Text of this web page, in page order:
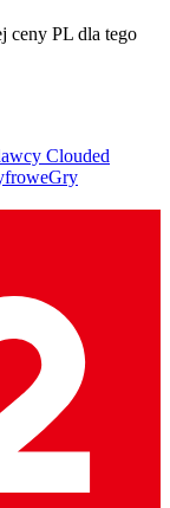
ceny PL dla tego
Clouded
Gry